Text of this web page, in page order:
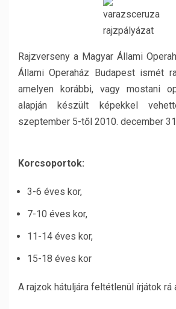
Rajzverseny a Magyar Állami
Állami Operaház Budapest ismét
amelyen korábbi, vagy mostani
alapján készült képekkel
szeptember 5-től 2010. december
Korcsoportok:
3-6 éves kor,
7-10 éves kor,
11-14 éves kor,
15-18 éves kor
A rajzok hátuljára feltétlenül írjátok rá